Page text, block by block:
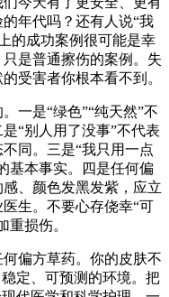
年代吗？还有人说“我
的成功案例很可能是幸
是普通擦伤的案例。失
受害者你根本看不到。
一是“绿色”“纯天然”不
“别人用了没事”不代表
同。三是“我只用一点
基本事实。四是任何偏
、颜色发黑发紫，应立
生。不要心存侥幸“可
重损伤。
偏方草药。你的皮肤不
定、可预测的环境。把